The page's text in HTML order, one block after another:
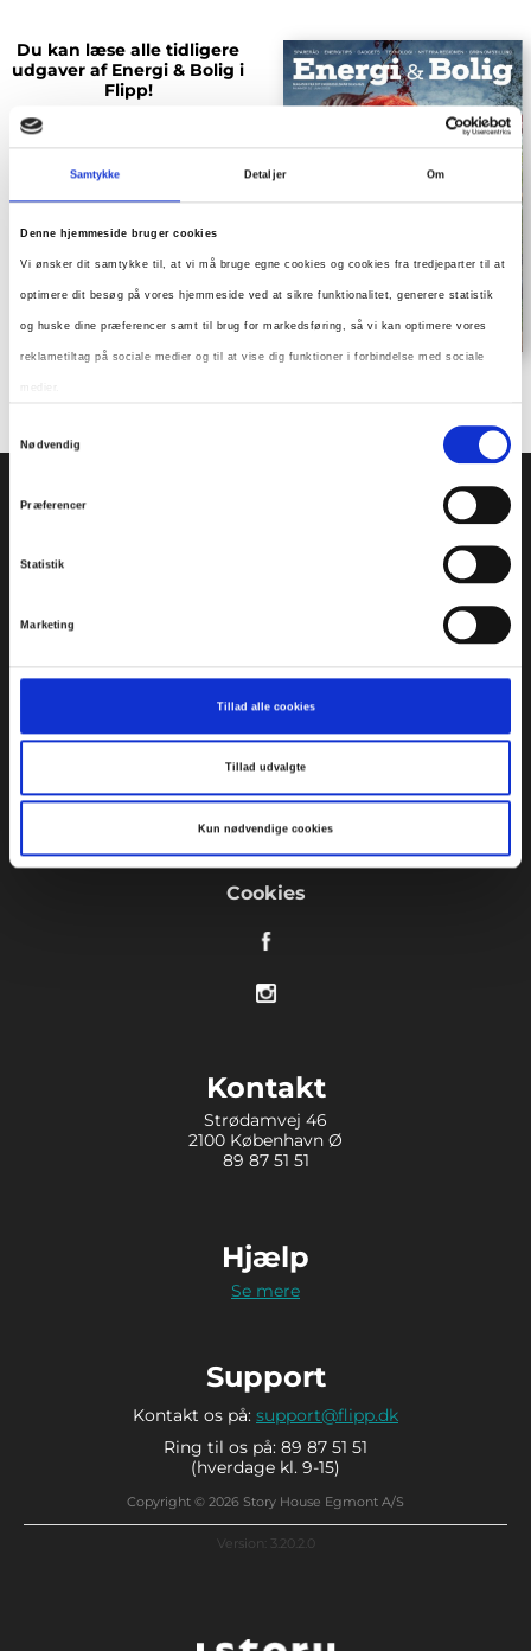
Samtykke Detaljer Om
Denne hjemmeside bruger cookies
Vi ønsker dit samtykke til, at vi må bruge egne cookies og cookies fra tredjeparter til at
optimere dit besøg på vores hjemmeside ved at sikre funktionalitet, generere statistik
og huske dine præferencer samt til brug for markedsføring, så vi kan optimere vores
reklametiltag på sociale medier og til at vise dig funktioner i forbindelse med sociale
Du kan til enhver tid trække dit samtykke tilbage. Du skal være opmærksom på, at
tilbagetrækker et samtykke. Du kan læse mere om vores brug af cookies og behandling
voresprivatlivspolitik
Nødvendig
Præferencer
Statistik
Marketing
Tillad alle cookies
Tillad udvalgte
Kun nødvendige cookies
Du kan læse alle tidligere
udgaver af Energi & Bolig i
Flipp!
FAQ
Handelsbetingelser
Privatlivspolitik
Cookies
Kontakt
Strødamvej 46
2100 København Ø
89 87 51 51
Hjælp
Se mere
Support
Kontakt os på: support@flipp.dk
Ring til os på: 89 87 51 51
(hverdage kl. 9-15)
Copyright © 2026 Story House Egmont A/S
Version: 3.20.2.0